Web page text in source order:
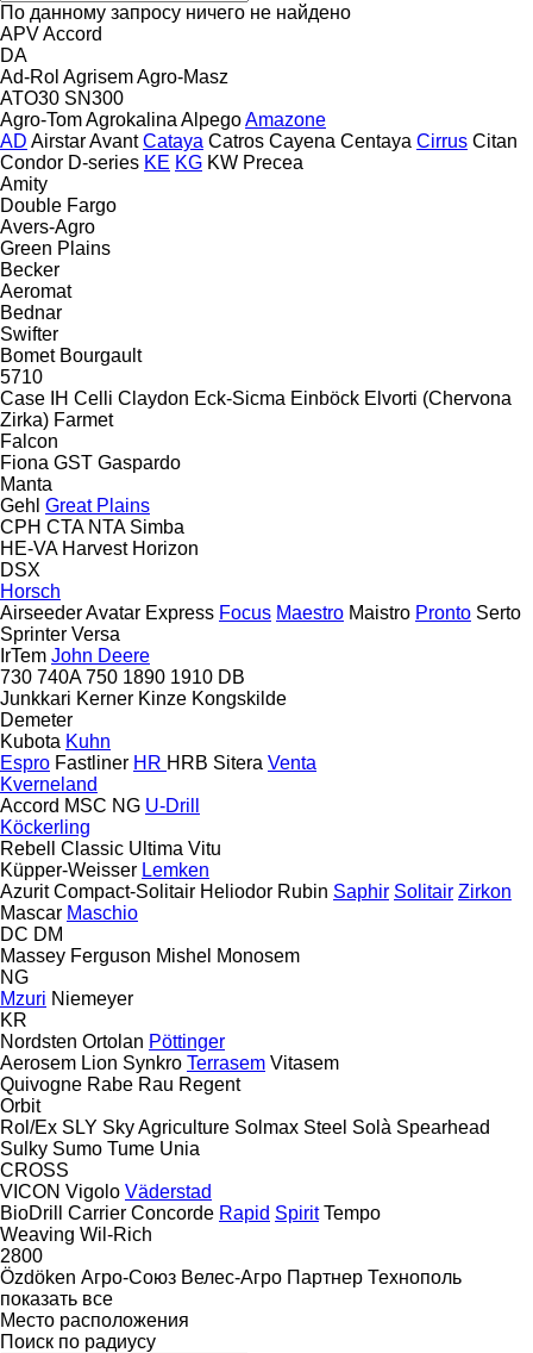
По данному запросу ничего не найдено
APVAccord
DA
Ad-Rol AgrisemAgro-Masz
ATO30 SN300
Agro-TomAgrokalina AlpegoAmazone
AD AirstarAvant Cataya Catros Cayena Centaya Cirrus Citan
Condor D-series KE KG KW Precea
Amity
Double Fargo
Avers-Agro
Green Plains
Becker
Aeromat
Bednar
Swifter
Bomet Bourgault
5710
Case IH Celli Claydon Eck-Sicma Einböck Elvorti (Chervona
Zirka) Farmet
Falcon
Fiona GST Gaspardo
Manta
Gehl Great Plains
CPH CTA NTA Simba
HE-VA Harvest Horizon
DSX
Horsch
AirseederAvatar Express Focus Maestro Maistro Pronto Serto
Sprinter Versa
IrTem John Deere
730 740A 750 1890 1910 DB
Junkkari Kerner Kinze Kongskilde
Demeter
Kubota Kuhn
Espro Fastliner HR HRB Sitera Venta
Kverneland
Accord MSC NG U-Drill
Köckerling
Rebell Classic Ultima Vitu
Küpper-Weisser Lemken
Azurit Compact-Solitair Heliodor Rubin Saphir Solitair Zirkon
Mascar Maschio
DC DM
Massey Ferguson Mishel Monosem
NG
Mzuri Niemeyer
KR
Nordsten Ortolan Pöttinger
Aerosem Lion Synkro Terrasem Vitasem
Quivogne Rabe Rau Regent
Orbit
Rol/Ex SLY Sky Agriculture Solmax Steel Solà Spearhead
Sulky Sumo Tume Unia
CROSS
VICON Vigolo Väderstad
BioDrill
Carrier Concorde Rapid Spirit Tempo
Weaving Wil-Rich
2800
Özdöken Агро-Союз Велес-Агро Партнер Технополь
показать все
Место расположения
Поиск по радиусу